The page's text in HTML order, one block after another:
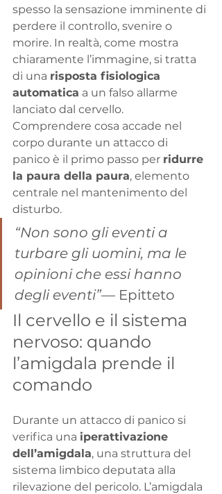
spesso la sensazione imminente di
perdere il controllo, svenire o
morire. In realtà, come mostra
chiaramente l’immagine, si tratta
di una risposta fisiologica
automatica a un falso allarme
lanciato dal cervello.
Comprendere cosa accade nel
corpo durante un attacco di
panico è il primo passo per ridurre
la paura della paura, elemento
centrale nel mantenimento del
disturbo.
“Non sono gli eventi a
turbare gli uomini, ma le
opinioni che essi hanno
degli eventi”— Epitteto
Il cervello e il sistema
nervoso: quando
l’amigdala prende il
comando
Durante un attacco di panico si
verifica una iperattivazione
dell’amigdala, una struttura del
sistema limbico deputata alla
rilevazione del pericolo. L’amigdala